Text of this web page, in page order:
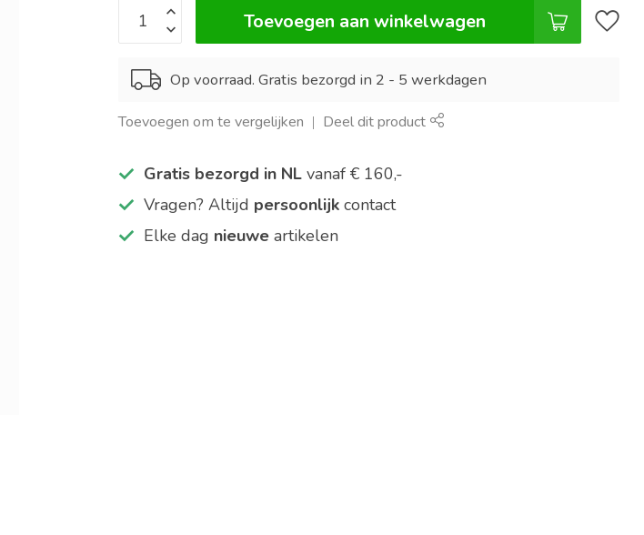
Toevoegen aan winkelwagen
Op voorraad. Gratis bezorgd in 2 - 5 werkdagen
Toevoegen om te vergelijken Deel dit product
Gratis bezorgd in NL vanaf € 160,-
Vragen? Altijd persoonlijk contact
Elke dag nieuwe artikelen